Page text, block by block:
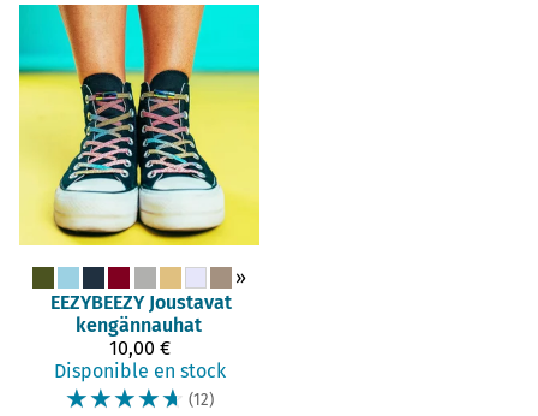
»
EEZYBEEZY Joustavat
kengännauhat
10,00 €
Disponible en stock
☆☆☆☆☆ (12)